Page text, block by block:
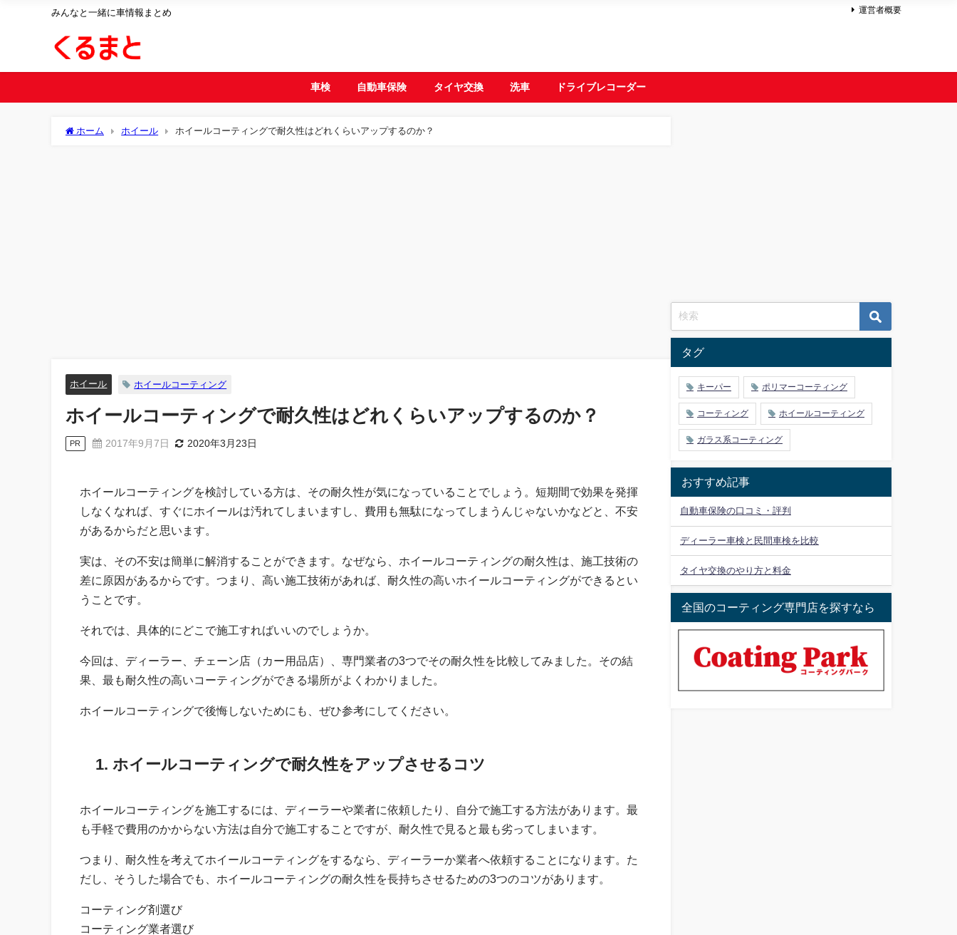
みんなと一緒に車情報まとめ 運営者概要
車検 自動車保険 タイヤ交換 洗車 ドライブレコーダー
ホーム ホイール ホイールコーティングで耐久性はどれくらいアップするのか？
ホイール ホイールコーティング
ホイールコーティングで耐久性はどれくらいアップするのか？
PR 2017年9月7日 2020年3月23日
ホイールコーティングを検討している方は、その耐久性が気になっていることでしょう。短期間で効果を発揮
しなくなれば、すぐにホイールは汚れてしまいますし、費用も無駄になってしまうんじゃないかなどと、不安
があるからだと思います。
実は、その不安は簡単に解消することができます。なぜなら、ホイールコーティングの耐久性は、施工技術の
差に原因があるからです。つまり、高い施工技術があれば、耐久性の高いホイールコーティングができるとい
うことです。
それでは、具体的にどこで施工すればいいのでしょうか。
今回は、ディーラー、チェーン店（カー用品店）、専門業者の3つでその耐久性を比較してみました。その結
果、最も耐久性の高いコーティングができる場所がよくわかりました。
ホイールコーティングで後悔しないためにも、ぜひ参考にしてください。
1. ホイールコーティングで耐久性をアップさせるコツ
ホイールコーティングを施工するには、ディーラーや業者に依頼したり、自分で施工する方法があります。最
も手軽で費用のかからない方法は自分で施工することですが、耐久性で見ると最も劣ってしまいます。
つまり、耐久性を考えてホイールコーティングをするなら、ディーラーか業者へ依頼することになります。た
だし、そうした場合でも、ホイールコーティングの耐久性を長持ちさせるための3つのコツがあります。
コーティング剤選び
コーティング業者選び
タグ
キーパー ポリマーコーティング
コーティング ホイールコーティング
ガラス系コーティング
おすすめ記事
自動車保険の口コミ・評判
ディーラー車検と民間車検を比較
タイヤ交換のやり方と料金
全国のコーティング専門店を探すなら